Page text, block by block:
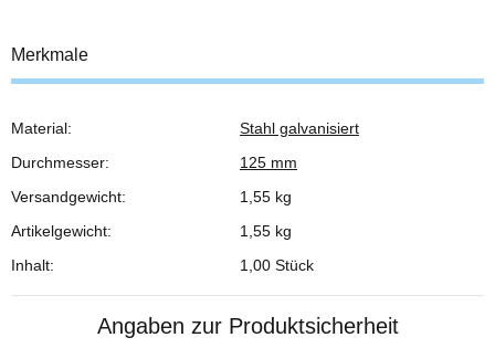
Merkmale
Produkteigenschaft
Wert
Material:
Stahl galvanisiert
Durchmesser:
125 mm
Versandgewicht:
1,55 kg
Artikelgewicht:
1,55 kg
Inhalt:
1,00 Stück
Angaben zur Produktsicherheit